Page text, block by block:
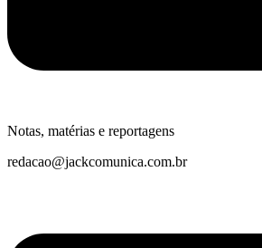
Notas, matérias e reportagens
redacao@jackcomunica.com.br